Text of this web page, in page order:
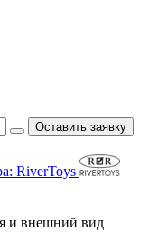
Оставить заявку
RiverToys
и внешний вид